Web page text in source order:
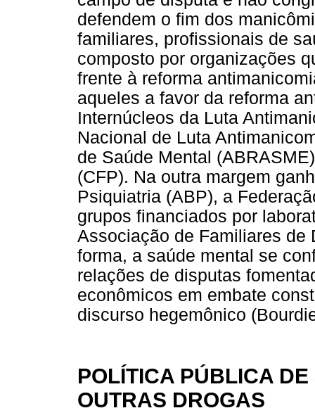
defendem o fim dos
familiares, profissionais de
composto por organizações
frente à reforma
aqueles a favor da reforma
Internúcleos da Luta
Nacional de Luta
de Saúde Mental
(CFP). Na outra margem
Psiquiatria (ABP), a
grupos financiados por
Associação de Familiares de
forma, a saúde mental se
relações de disputas
econômicos em embate
discurso hegemônico
POLÍTICA PÚBLICA
OUTRAS DROGAS